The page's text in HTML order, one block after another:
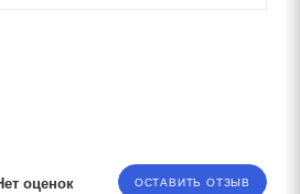
оценок ОСТАВИТЬ ОТЗЫВ